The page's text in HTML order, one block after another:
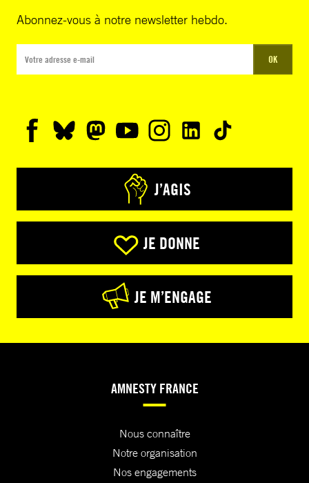
Abonnez-vous à notre newsletter hebdo.
OK
J’AGIS
JE DONNE
JE M’ENGAGE
AMNESTY FRANCE
Nous connaître
Notre organisation
Nos engagements